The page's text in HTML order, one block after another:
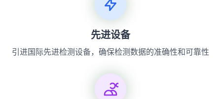
先进设备
引进国际先进检测设备，确保检测数据的准确性和可靠性